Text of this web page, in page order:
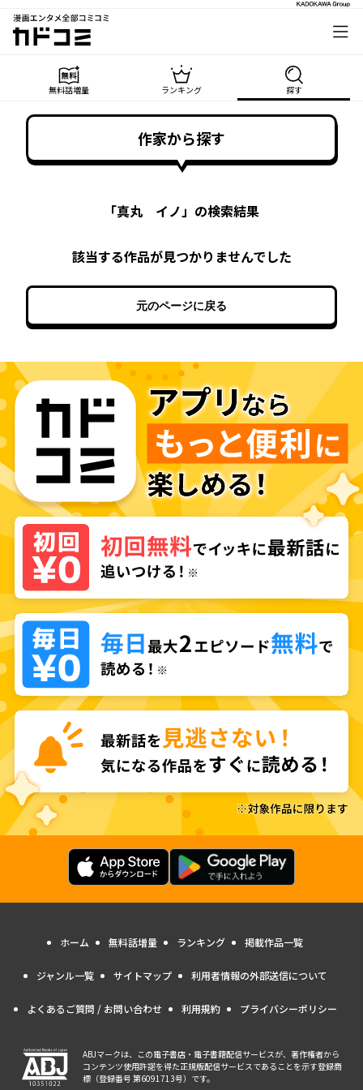
漫画エンタメ全部コミコミ
カドコミ
無料話増量 ランキング 探す
作家から探す
「真丸 イノ」の検索結果
該当する作品が見つかりませんでした
元のページに戻る
ホーム 無料話増量 ランキング 掲載作品一覧
ジャンル一覧 サイトマップ 利用者情報の外部送信について
よくあるご質問 / お問い合わせ 利用規約 プライバシーポリシー
ABJマークは、この電子書店・電子書籍配信サービスが、著作権者から
コンテンツ使用許諾を得た正規版配信サービスであることを示す登録商
標（登録番号 第6091713号）です。